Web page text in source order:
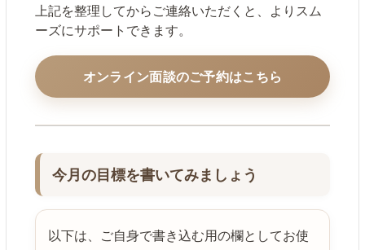
上記を整理してからご連絡いただくと、よりスム
ーズにサポートできます。
オンライン面談のご予約はこちら
今月の目標を書いてみましょう
以下は、ご自身で書き込む用の欄としてお使